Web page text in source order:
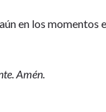
en los momentos
Amén.